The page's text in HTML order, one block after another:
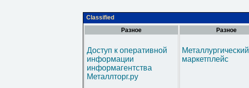
Classified
Разное
Доступ к оперативной
информации
информагентства
Металлторг.ру
Разное
Металлургический
маркетплейс